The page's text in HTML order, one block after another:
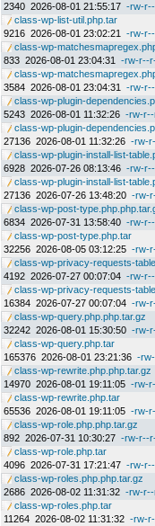
2340 2026-08-01 21:55:17 -rw-
class-wp-list-util.php.tar
9216 2026-08-01 23:02:21 -rw-
class-wp-
833 2026-08-01 23:04:31 -rw-r--
class-wp-
3584 2026-08-01 23:04:31 -rw-
class-wp-plugin-
5243 2026-08-01 11:32:26 -rw-
class-wp-plugin-
27136 2026-08-01 11:32:26 -rw-
class-wp-plugin-install-list-
6928 2026-07-26 08:13:46 -rw-
class-wp-plugin-install-list-
27136 2026-07-26 13:48:20 -rw-
class-wp-post-
6834 2026-07-31 13:58:40 -rw-
class-wp-post-type.php.tar
32256 2026-08-05 03:12:25 -rw-
class-wp-privacy-requests-
4192 2026-07-27 00:07:04 -rw-
class-wp-privacy-requests-
16384 2026-07-27 00:07:04 -rw-
class-wp-query.php.php.tar.gz
32242 2026-08-01 15:30:50 -rw-
class-wp-query.php.tar
165376 2026-08-01 23:21:36 -
class-wp-rewrite.php.php.tar.gz
14970 2026-08-01 19:11:05 -rw-
class-wp-rewrite.php.tar
65536 2026-08-01 19:11:05 -rw-
class-wp-role.php.php.tar.gz
892 2026-07-31 10:30:27 -rw-r--
class-wp-role.php.tar
4096 2026-07-31 17:21:47 -rw-
class-wp-roles.php.php.tar.gz
2686 2026-08-02 11:31:32 -rw-
class-wp-roles.php.tar
11264 2026-08-02 11:31:32 -rw-